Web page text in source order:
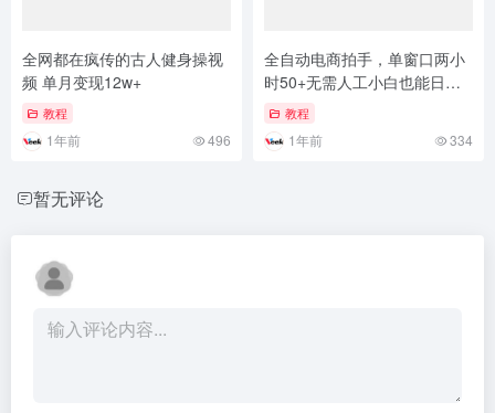
全网都在疯传的古人健身操视
频 单月变现12w+
教程
1年前 496
全自动电商拍手，单窗口两小
时50+无需人工小白也能日入
1000+
教程
1年前 334
暂无评论